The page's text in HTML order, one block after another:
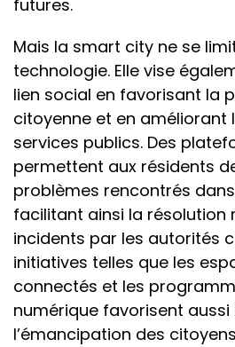
futures.
Mais la smart city ne se
technologie. Elle vise
lien social en favorisant la
citoyenne et en améliorant
services publics. Des
permettent aux résidents
problèmes rencontrés
facilitant ainsi la résolution
incidents par les autorités
initiatives telles que les
connectés et les
numérique favorisent aussi
l’émancipation des